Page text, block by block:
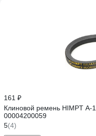
161 ₽
Клиновой ремень HIMPT
00004200059
5(4)